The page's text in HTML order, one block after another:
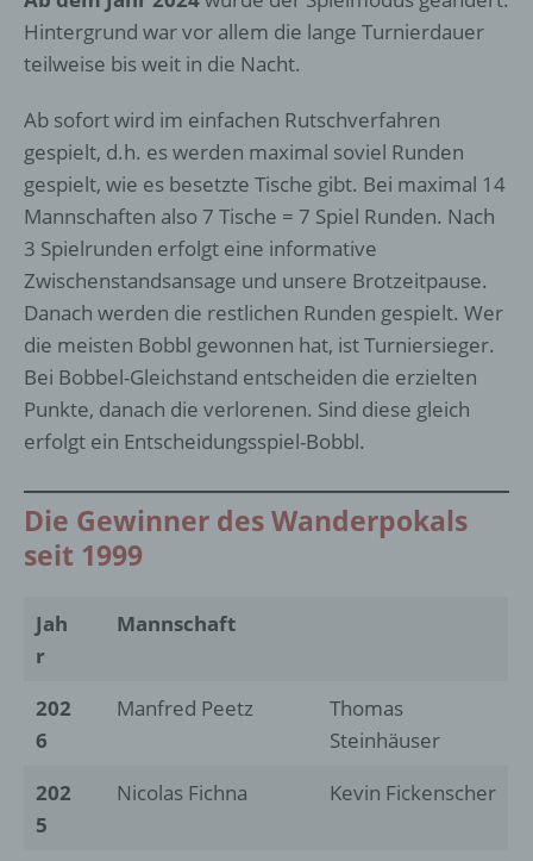
Hintergrund war vor allem die lange Turnierdauer
teilweise bis weit in die Nacht.
Ab sofort wird im einfachen Rutschverfahren
gespielt, d.h. es werden maximal soviel Runden
gespielt, wie es besetzte Tische gibt. Bei maximal 14
Mannschaften also 7 Tische = 7 Spiel Runden. Nach
3 Spielrunden erfolgt eine informative
Zwischenstandsansage und unsere Brotzeitpause.
Danach werden die restlichen Runden gespielt. Wer
die meisten Bobbl gewonnen hat, ist Turniersieger.
Bei Bobbel-Gleichstand entscheiden die erzielten
Punkte, danach die verlorenen. Sind diese gleich
erfolgt ein Entscheidungsspiel-Bobbl.
Die Gewinner des Wanderpokals
seit 1999
Jah
r
Mannschaft
202
6
Manfred Peetz
Thomas
Steinhäuser
202
5
Nicolas Fichna Kevin Fickenscher